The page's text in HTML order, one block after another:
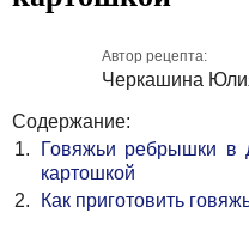
Автор рецепта:
Черкашина
Содержание:
Говяжьи ребрышки в
картошкой
Как приготовить